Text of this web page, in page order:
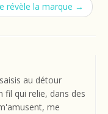
révèle la marque →
au détour
fil qui relie, dans des
me